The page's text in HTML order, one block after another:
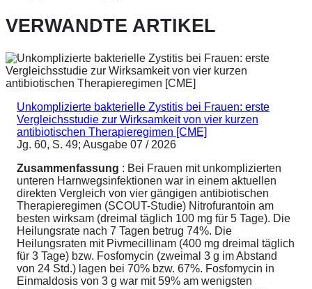
VERWANDTE ARTIKEL
Unkomplizierte bakterielle Zystitis bei Frauen: erste
Vergleichsstudie zur Wirksamkeit von vier kurzen
antibiotischen Therapieregimen [CME]
Jg. 60, S. 49; Ausgabe 07 / 2026
Zusammenfassung : Bei Frauen mit unkomplizierten
unteren Harnwegsinfektionen war in einem aktuellen
direkten Vergleich von vier gängigen antibiotischen
Therapieregimen (SCOUT-Studie) Nitrofurantoin am
besten wirksam (dreimal täglich 100 mg für 5 Tage). Die
Heilungsrate nach 7 Tagen betrug 74%. Die
Heilungsraten mit Pivmecillinam (400 mg dreimal täglich
für 3 Tage) bzw. Fosfomycin (zweimal 3 g im Abstand
von 24 Std.) lagen bei 70% bzw. 67%. Fosfomycin in
Einmaldosis von 3 g war mit 59% am wenigsten